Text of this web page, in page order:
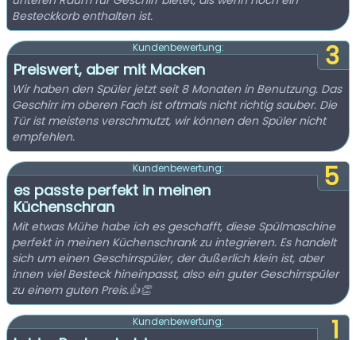
Besteckkorb enthalten ist.
3
Kundenbewertung:
Preiswert, aber mit Macken
Wir haben den Spüler jetzt seit 8 Monaten in Benutzung. Das
Geschirr im oberen Fach ist oftmals nicht richtig sauber. Die
Tür ist meistens verschmutzt, wir können den Spüler nicht
empfehlen.
5
Kundenbewertung:
es passte perfekt in meinen
Küchenschran
Mit etwas Mühe habe ich es geschafft, diese Spülmaschine
perfekt in meinen Küchenschrank zu integrieren. Es handelt
sich um einen Geschirrspüler, der äußerlich klein ist, aber
innen viel Besteck hineinpasst, also ein guter Geschirrspüler
zu einem guten Preis.👍👏
1
Kundenbewertung: